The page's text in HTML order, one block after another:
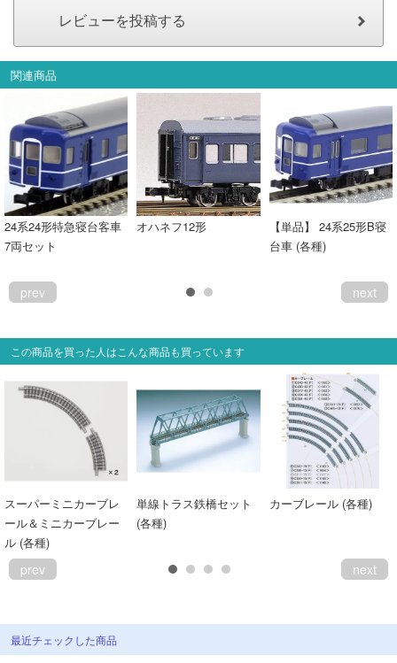
関連商品
24系24形特急寝台客車
7両セット
オハネフ12形
【単品】 24系25形B寝
台車 (各種)
prev next
この商品を買った人はこんな商品も買っています
スーパーミニカーブレ
ール＆ミニカーブレー
ル (各種)
単線トラス鉄橋セット
(各種)
カーブレール (各種)
prev next
最近チェックした商品